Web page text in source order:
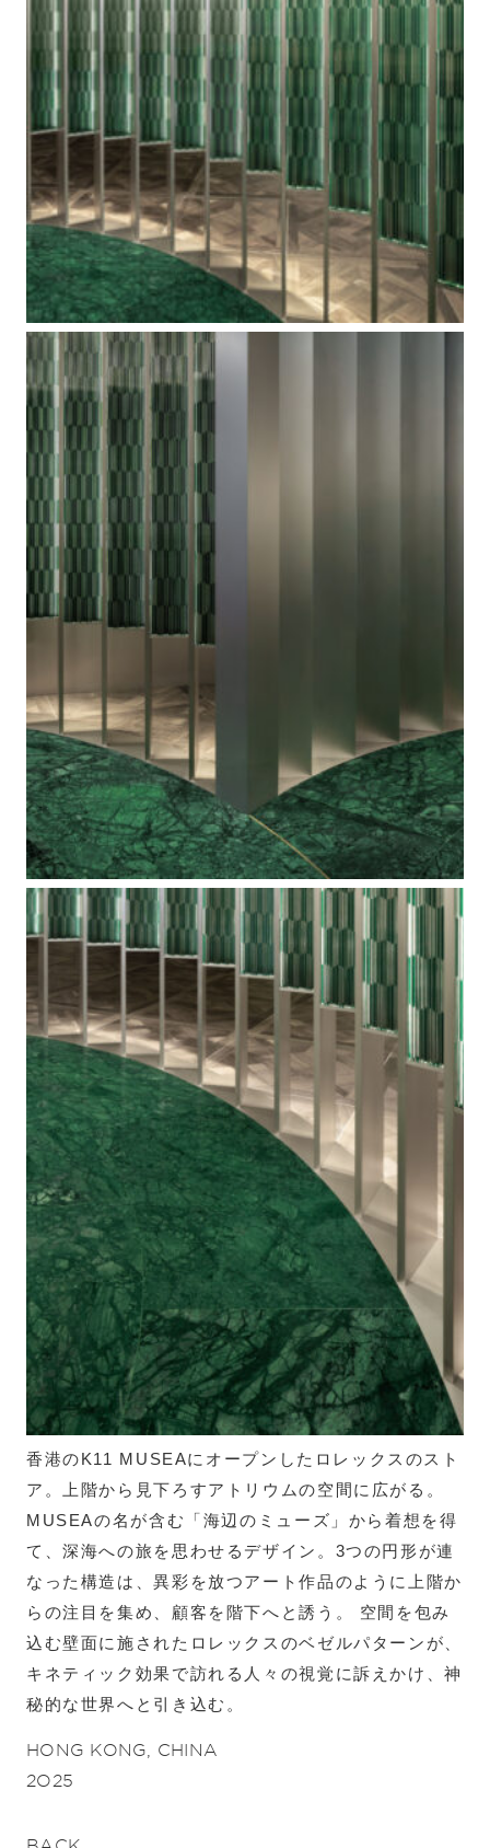
香港のK11 MUSEAにオープンしたロレックスのスト
ア。上階から見下ろすアトリウムの空間に広がる。
MUSEAの名が含む「海辺のミューズ」から着想を得
て、深海への旅を思わせるデザイン。3つの円形が連
なった構造は、異彩を放つアート作品のように上階か
らの注目を集め、顧客を階下へと誘う。 空間を包み
込む壁面に施されたロレックスのベゼルパターンが、
キネティック効果で訪れる人々の視覚に訴えかけ、神
秘的な世界へと引き込む。
HONG KONG, CHINA
2025